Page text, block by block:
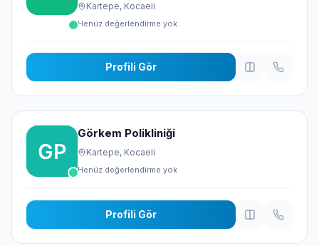
Kartepe, Kocaeli
Henüz değerlendirme yok
Profili Gör
Görkem Polikliniği
Kartepe, Kocaeli
Henüz değerlendirme yok
Profili Gör